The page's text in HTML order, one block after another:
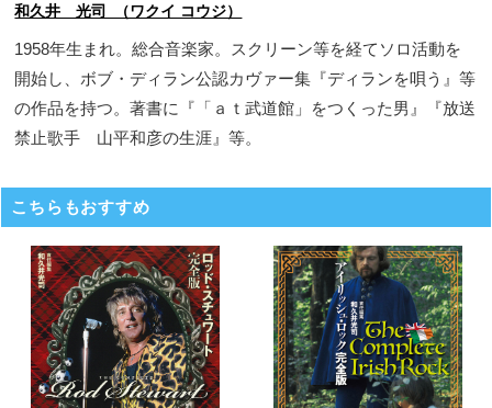
和久井 光司 （ワクイ コウジ）
1958年生まれ。総合音楽家。スクリーン等を経てソロ活動を
開始し、ボブ・ディラン公認カヴァー集『ディランを唄う』等
の作品を持つ。著書に『「ａｔ武道館」をつくった男』『放送
禁止歌手 山平和彦の生涯』等。
こちらもおすすめ